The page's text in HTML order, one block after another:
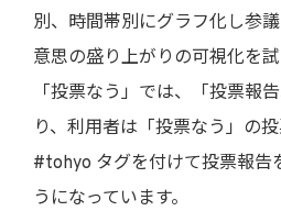
別、時間帯別にグラフ化し参
意思の盛り上がりの可視化を試
「投票なう」では、「投票報
り、利用者は「投票なう」の
#tohyo タグを付けて投票報告
うになっています。